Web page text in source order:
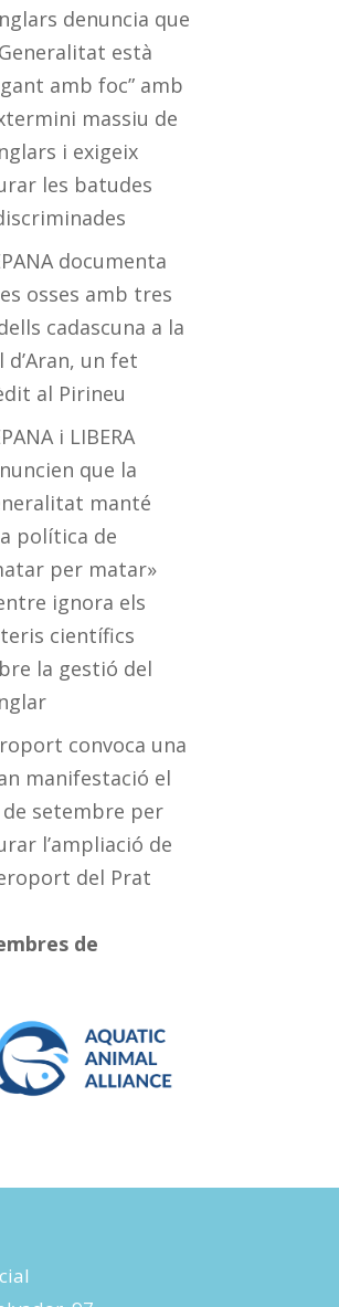
denuncia que
està
amb foc” amb
massiu de
i exigeix
les batudes
documenta
osses amb tres
cadascuna a la
d’Aran, un fet
al Pirineu
i LIBERA
que la
manté
política de
per matar»
ignora els
científics
la gestió del
convoca una
manifestació el
de setembre per
l’ampliació de
del Prat
de